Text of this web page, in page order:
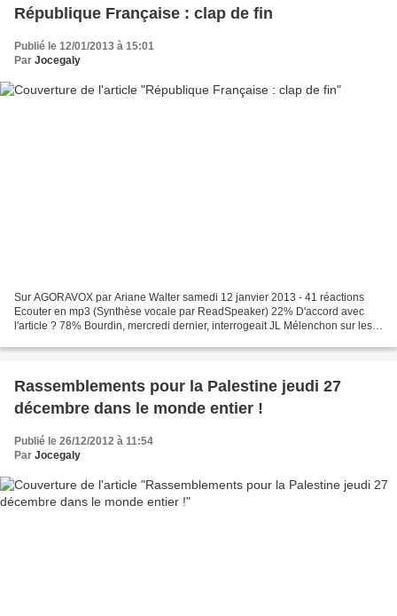
République Française : clap de fin
Publié le 12/01/2013 à 15:01
Par Jocegaly
Sur AGORAVOX par Ariane Walter samedi 12 janvier 2013 - 41 réactions
Ecouter en mp3 (Synthèse vocale par ReadSpeaker) 22% D'accord avec
l'article ? 78% Bourdin, mercredi dernier, interrogeait JL Mélenchon sur les
Rassemblements pour la Palestine jeudi 27
décembre dans le monde entier !
Publié le 26/12/2012 à 11:54
Par Jocegaly